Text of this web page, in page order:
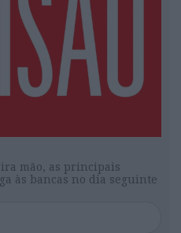
mão, as principais
às bancas no dia seguinte